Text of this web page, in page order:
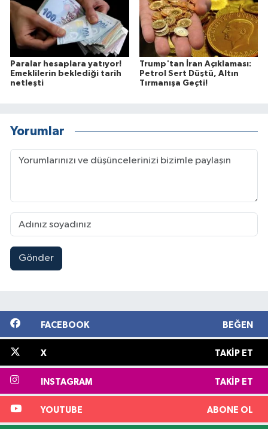
Paralar hesaplara yatıyor!
Emeklilerin beklediği tarih
netleşti
Trump'tan İran Açıklaması:
Petrol Sert Düştü, Altın
Tırmanışa Geçti!
Yorumlar
Gönder
FACEBOOK BEĞEN
X TAKIP ET
INSTAGRAM TAKIP ET
YOUTUBE ABONE OL